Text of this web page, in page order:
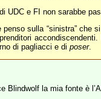
UDC e FI non sarabbe
penso sulla “sinistra” che
di pagliacci e di poser.
Blindwolf la mia fonte è